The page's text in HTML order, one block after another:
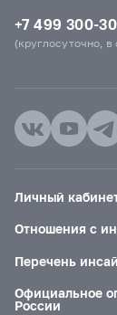
+7 499 300-
(круглосуточно,
Личный
Отношения с
Перечень
Официальное
России